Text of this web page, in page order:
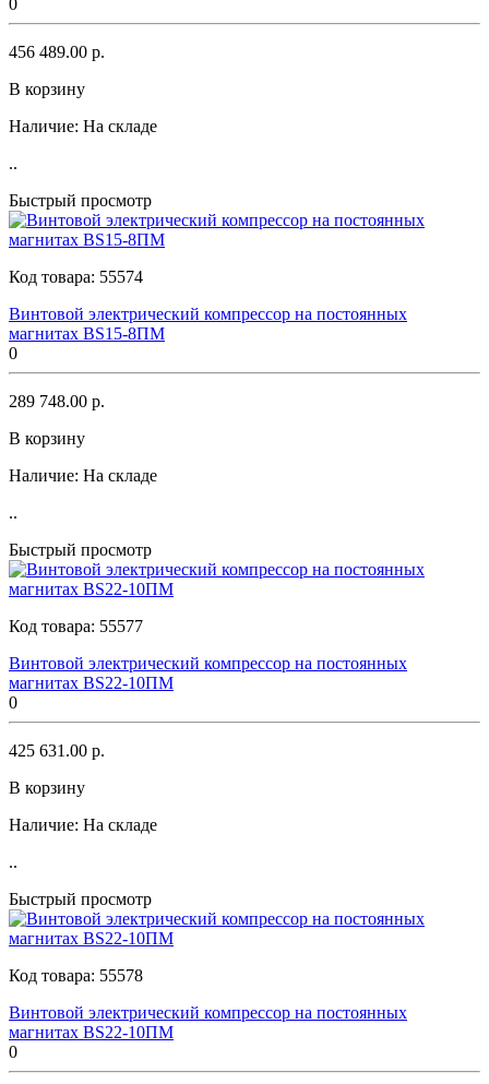
0
456 489.00 р.
В корзину
Наличие: На складе
..
Быстрый просмотр
Код товара: 55574
Винтовой электрический компрессор на постоянных
магнитах BS15-8ПМ
0
289 748.00 р.
В корзину
Наличие: На складе
..
Быстрый просмотр
Код товара: 55577
Винтовой электрический компрессор на постоянных
магнитах BS22-10ПМ
0
425 631.00 р.
В корзину
Наличие: На складе
..
Быстрый просмотр
Код товара: 55578
Винтовой электрический компрессор на постоянных
магнитах BS22-10ПМ
0